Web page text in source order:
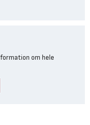
om hele